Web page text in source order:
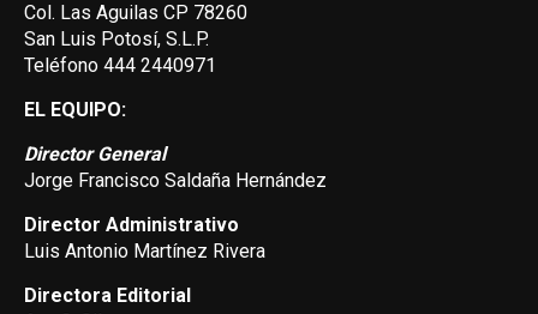
Col. Las Aguilas CP 78260
San Luis Potosí, S.L.P.
Teléfono 444 2440971
EL EQUIPO:
Director General
Jorge Francisco Saldaña Hernández
Director Administrativo
Luis Antonio Martínez Rivera
Directora Editorial